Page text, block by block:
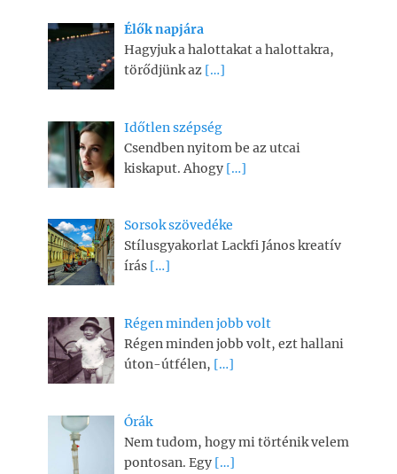
Élők napjára
Hagyjuk a halottakat a halottakra,
törődjünk az […]
Időtlen szépség
Csendben nyitom be az utcai
kiskaput. Ahogy […]
Sorsok szövedéke
Stílusgyakorlat Lackfi János kreatív
írás […]
Régen minden jobb volt
Régen minden jobb volt, ezt hallani
úton-útfélen, […]
Órák
Nem tudom, hogy mi történik velem
pontosan. Egy […]